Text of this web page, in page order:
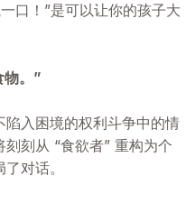
口！”是可以让你的孩子大
物。”
入困境的权利斗争中的情
刻从 “食欲者” 重构为个
对话。